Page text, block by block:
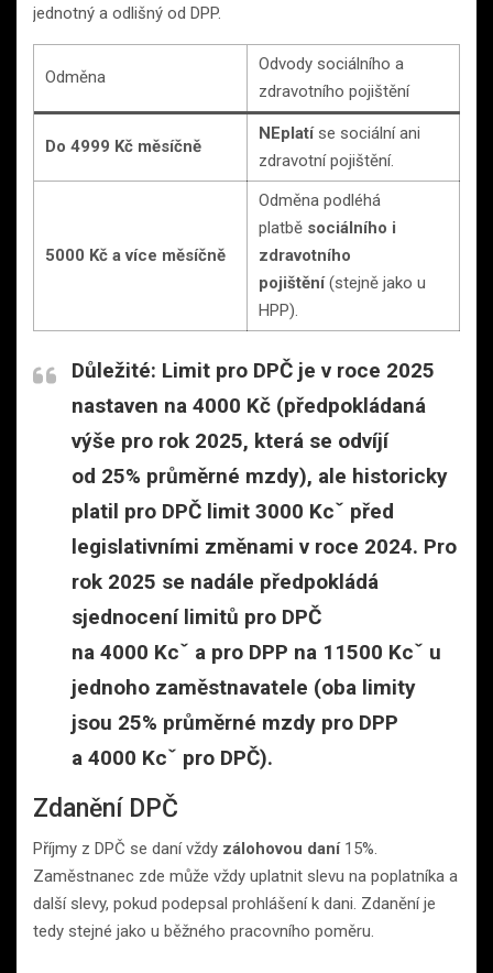
jednotný a odlišný od DPP.
Odměna
Odvody sociálního a
zdravotního pojištění
Do 4999 Kč měsíčně
NEplatíse sociální ani
zdravotní pojištění.
5000 Kč a více měsíčně
Odměna podléhá
platbě sociálního i
zdravotního
pojištění(stejně jako u
HPP).
Důležité: Limit pro DPČ je v roce 2025
nastaven na 4000 Kč (předpokládaná
výše pro rok 2025, která se odvíjí
od 25% průměrné mzdy), ale historicky
platil pro DPČ limit 3000 Kcˇ před
legislativními změnami v roce 2024. Pro
rok 2025 se nadále předpokládá
sjednocení limitů pro DPČ
na 4000 Kcˇ a pro DPP na 11500 Kcˇ u
jednoho zaměstnavatele (oba limity
jsou 25% průměrné mzdy pro DPP
a 4000 Kcˇ pro DPČ).
Zdanění DPČ
Příjmy z DPČ se daní vždy zálohovou daní15%.
Zaměstnanec zde může vždy uplatnit slevu na poplatníka a
další slevy, pokud podepsal prohlášení k dani. Zdanění je
tedy stejné jako u běžného pracovního poměru.